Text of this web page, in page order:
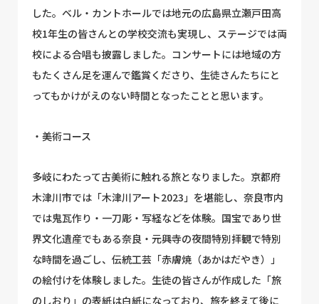
した。ベル・カントホールでは地元の広島県立瀬戸田高
校1年生の皆さんとの学校交流も実現し、ステージでは両
校による合唱も披露しました。コンサートには地域の方
もたくさん足を運んで鑑賞くださり、生徒さんたちにと
ってもかけがえのない時間となったことと思います。
・美術コース
多岐にわたって古美術に触れる旅となりました。京都府
木津川市では「木津川アート2023」を堪能し、奈良市内
では鬼瓦作り・一刀彫・写経などを体験。国宝であり世
界文化遺産でもある奈良・元興寺の夜間特別拝観で特別
な時間を過ごし、伝統⼯芸「⾚膚焼（あかはだやき）」
の絵付けを体験しました。生徒の皆さんが作成した「旅
のしおり」の表紙は白紙になっており、旅を終えて後に